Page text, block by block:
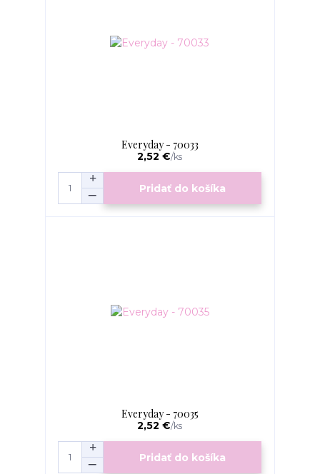
Everyday - 70033
2,52 €/ks
Pridať do košíka
Everyday - 70035
2,52 €/ks
Pridať do košíka